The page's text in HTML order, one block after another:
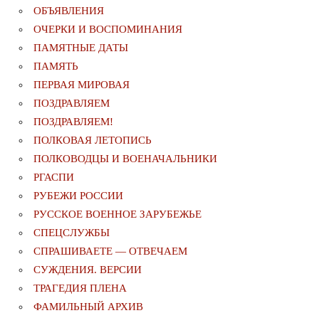
ОБЪЯВЛЕНИЯ
ОЧЕРКИ И ВОСПОМИНАНИЯ
ПАМЯТНЫЕ ДАТЫ
ПАМЯТЬ
ПЕРВАЯ МИРОВАЯ
ПОЗДРАВЛЯЕМ
ПОЗДРАВЛЯЕМ!
ПОЛКОВАЯ ЛЕТОПИСЬ
ПОЛКОВОДЦЫ И ВОЕНАЧАЛЬНИКИ
РГАСПИ
РУБЕЖИ РОССИИ
РУССКОЕ ВОЕННОЕ ЗАРУБЕЖЬЕ
СПЕЦСЛУЖБЫ
СПРАШИВАЕТЕ — ОТВЕЧАЕМ
СУЖДЕНИЯ. ВЕРСИИ
ТРАГЕДИЯ ПЛЕНА
ФАМИЛЬНЫЙ АРХИВ